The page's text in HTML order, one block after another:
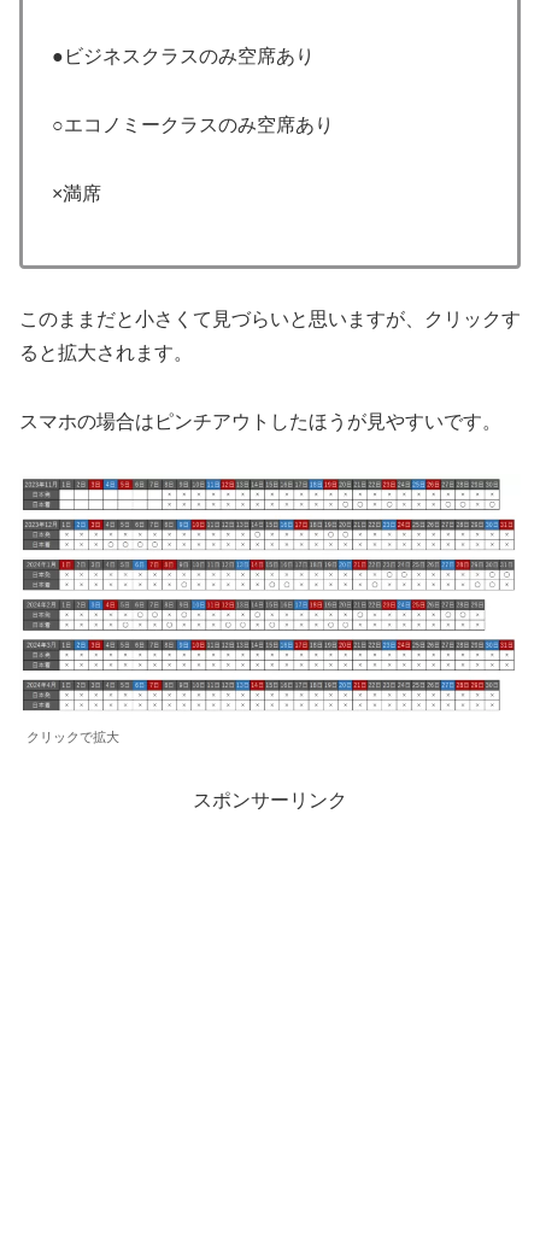
●ビジネスクラスのみ空席あり
○エコノミークラスのみ空席あり
×満席
このままだと小さくて見づらいと思いますが、クリックす
ると拡大されます。
スマホの場合はピンチアウトしたほうが見やすいです。
クリックで拡大
スポンサーリンク